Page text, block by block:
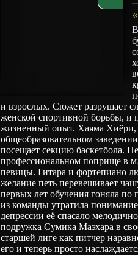
и взрослых. Сюжет разрушает
женской спортивной борьбы, и
жизненный опыт. Хаяма Хиёри,
общеобразовательном
посещает секцию баскетбола.
профессиональном поприще в
певицы. Гитара и фортепиано
желание петь перевешивает
первых лет обучения гоняла
из команды утратила
депрессии её спасало
подружка Сумика Маэхара в
старшей лиге как питчер
его и теперь просто